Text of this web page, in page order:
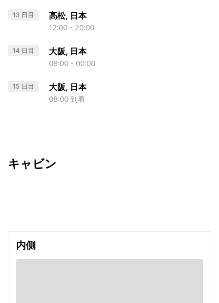
13 日目 高松, 日本
12:00 - 20:00
14 日目 大阪, 日本
08:00 - 00:00
15 日目 大阪, 日本
08:00 到着
キャビン
内側